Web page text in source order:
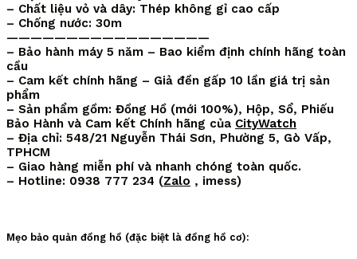
– Chất liệu vỏ và dây: Thép không gỉ cao cấp
– Chống nước: 30m
—————————————————
– Bảo hành máy 5 năm – Bao kiểm định chính hãng toàn
cầu
– Cam kết chính hãng – Giả đền gấp 10 lần giá trị sản
phẩm
– Sản phẩm gồm: Đồng Hồ (mới 100%), Hộp, Sổ, Phiếu
Bảo Hành và Cam kết Chính hãng của CityWatch
– Địa chỉ: 548/21 Nguyễn Thái Sơn, Phường 5, Gò Vấp,
TPHCM
– Giao hàng miễn phí và nhanh chóng toàn quốc.
– Hotline: 0938 777 234 (Zalo , imess)
Mẹo bảo quản đồng hồ (đặc biệt là đồng hồ cơ):